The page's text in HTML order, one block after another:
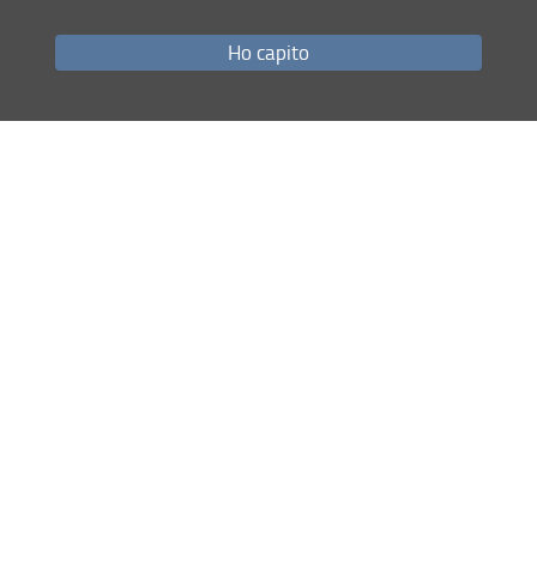
Ho capito